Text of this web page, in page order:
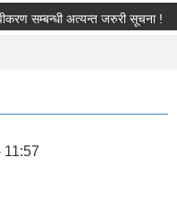
सम्बन्धी अत्यन्त जरुरी सूचना !
11:57